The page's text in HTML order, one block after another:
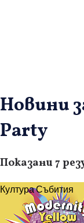
Новини
Party
Показани 7
КултураСъбития